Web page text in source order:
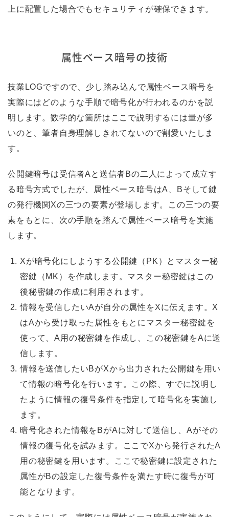
上に配置した場合でもセキュリティが確保できます。
属性ベース暗号の技術
技業LOGですので、少し踏み込んで属性ベース暗号を
実際にはどのような手順で暗号化が行われるのかを説
明します。数学的な箇所はここで説明するには量が多
いのと、筆者自身理解しきれてないので割愛いたしま
す。
公開鍵暗号は受信者Aと送信者Bの二人によって成立す
る暗号方式でしたが、属性ベース暗号はA、Bそして鍵
の発行機関Xの三つの要素が登場します。この三つの要
素をもとに、次の手順を踏んで属性ベース暗号を実施
します。
Xが暗号化にしようする公開鍵（PK）とマスター秘
密鍵（MK）を作成します。マスター秘密鍵はこの
後秘密鍵の作成に利用されます。
情報を受信したいAが自分の属性をXに伝えます。X
はAから受け取った属性をもとにマスター秘密鍵を
使って、A用の秘密鍵を作成し、この秘密鍵をAに送
信します。
情報を送信したいBがXから出力された公開鍵を用い
て情報の暗号化を行います。この際、すでに説明し
たように情報の復号条件を指定して暗号化を実施し
ます。
暗号化された情報をBがAに対して送信し、Aがその
情報の復号化を試みます。ここでXから発行されたA
用の秘密鍵を用います。ここで秘密鍵に設定された
属性がBの設定した復号条件を満たす時に復号が可
能となります。